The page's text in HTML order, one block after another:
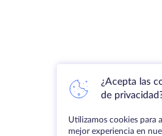
¿Acepta las
de
Utilizamos cookies para
mejor experiencia en